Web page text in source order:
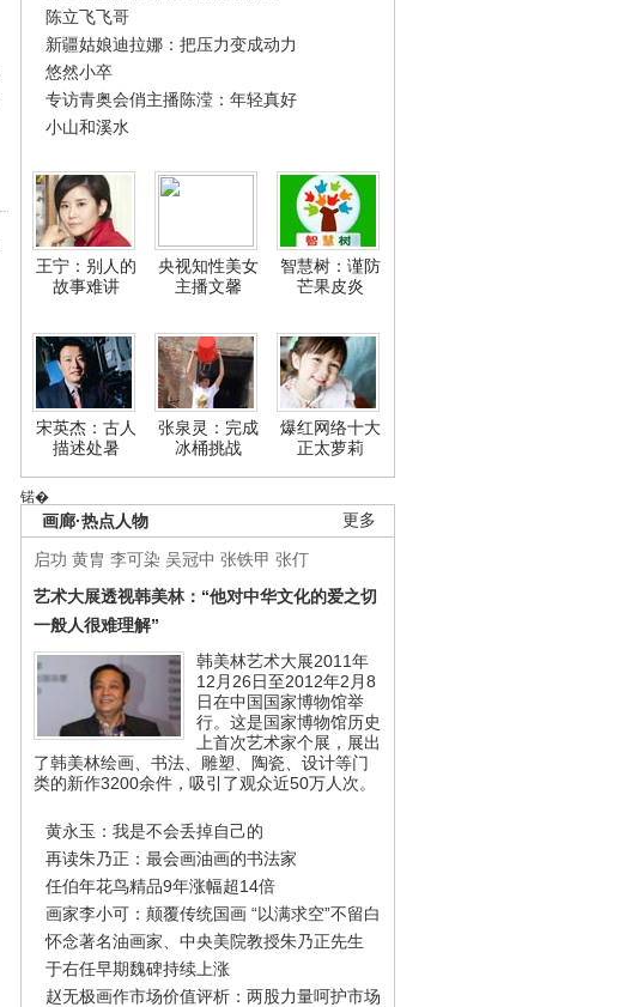
陈立飞飞哥
新疆姑娘迪拉娜：把压力变成动力
悠然小卒
专访青奥会俏主播陈滢：年轻真好
小山和溪水
王宁：别人的
故事难讲
央视知性美女
主播文馨
智慧树：谨防
芒果皮炎
宋英杰：古人
描述处暑
张泉灵：完成
冰桶挑战
爆红网络十大
正太萝莉
锘�
更多
画廊·热点人物
启功 黄胄 李可染 吴冠中 张铁甲 张仃
艺术大展透视韩美林：“他对中华文化的爱之切
一般人很难理解”
韩美林艺术大展2011年
12月26日至2012年2月8
日在中国国家博物馆举
行。这是国家博物馆历史
上首次艺术家个展，展出
了韩美林绘画、书法、雕塑、陶瓷、设计等门
类的新作3200余件，吸引了观众近50万人次。
黄永玉：我是不会丢掉自己的
再读朱乃正：最会画油画的书法家
任伯年花鸟精品9年涨幅超14倍
画家李小可：颠覆传统国画 “以满求空”不留白
怀念著名油画家、中央美院教授朱乃正先生
于右任早期魏碑持续上涨
赵无极画作市场价值评析：两股力量呵护市场